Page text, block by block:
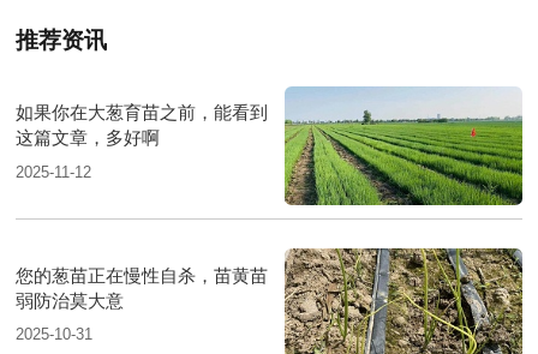
推荐资讯
如果你在大葱育苗之前，能看到
这篇文章，多好啊
2025-11-12
您的葱苗正在慢性自杀，苗黄苗
弱防治莫大意
2025-10-31